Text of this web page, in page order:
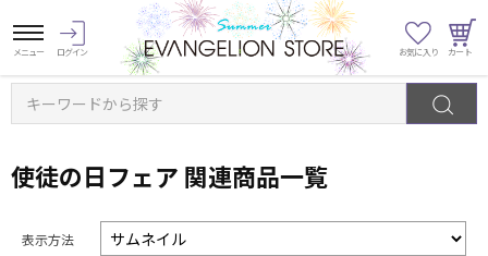
キーワードから探す
使徒の日フェア 関連商品一覧
表示方法